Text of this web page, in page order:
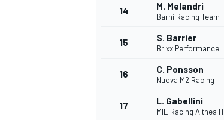
14 M. Melandri
Barni Racing Team
15 S. Barrier
Brixx Performance
16 C. Ponsson
Nuova M2 Racing
17 L. Gabellini
MIE Racing Althea